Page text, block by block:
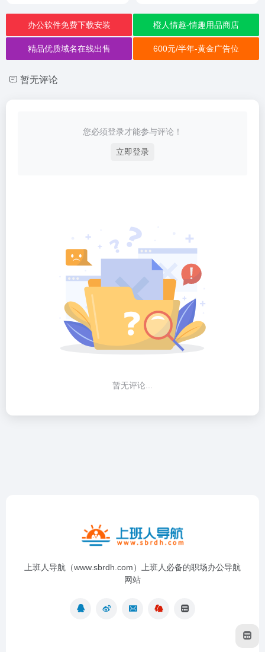
办公软件免费下载安装 橙人情趣-情趣用品商店
精品优质域名在线出售 600元/半年-黄金广告位
暂无评论
您必须登录才能参与评论！
立即登录
暂无评论...
上班人导航（www.sbrdh.com）上班人必备的职场办公导航
网站